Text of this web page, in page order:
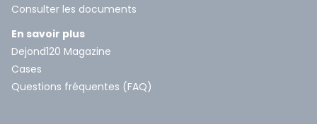
Consulter les documents
En savoir plus
Dejond120 Magazine
Cases
Questions fréquentes (FAQ)